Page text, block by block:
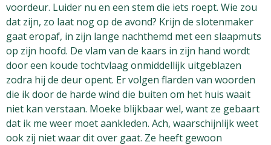
voordeur. Luider nu en een stem die iets roept. Wie zou
dat zijn, zo laat nog op de avond? Krijn de slotenmaker
gaat eropaf, in zijn lange nachthemd met een slaapmuts
op zijn hoofd. De vlam van de kaars in zijn hand wordt
door een koude tochtvlaag onmiddellijk uitgeblazen
zodra hij de deur opent. Er volgen flarden van woorden
die ik door de harde wind die buiten om het huis waait
niet kan verstaan. Moeke blijkbaar wel, want ze gebaart
dat ik me weer moet aankleden. Ach, waarschijnlijk weet
ook zij niet waar dit over gaat. Ze heeft gewoon